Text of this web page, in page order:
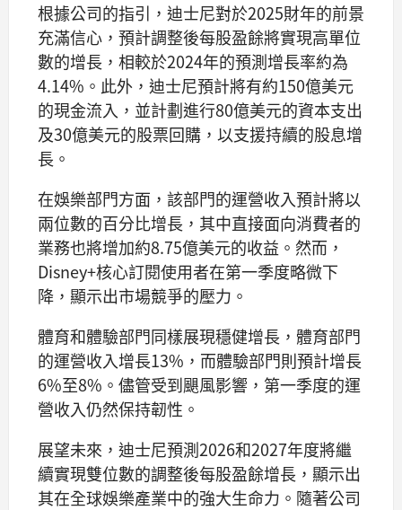
根據公司的指引，迪士尼對於2025財年的前景
充滿信心，預計調整後每股盈餘將實現高單位
數的增長，相較於2024年的預測增長率約為
4.14%。此外，迪士尼預計將有約150億美元
的現金流入，並計劃進行80億美元的資本支出
及30億美元的股票回購，以支援持續的股息增
長。
在娛樂部門方面，該部門的運營收入預計將以
兩位數的百分比增長，其中直接面向消費者的
業務也將增加約8.75億美元的收益。然而，
Disney+核心訂閱使用者在第一季度略微下
降，顯示出市場競爭的壓力。
體育和體驗部門同樣展現穩健增長，體育部門
的運營收入增長13%，而體驗部門則預計增長
6%至8%。儘管受到颶風影響，第一季度的運
營收入仍然保持韌性。
展望未來，迪士尼預測2026和2027年度將繼
續實現雙位數的調整後每股盈餘增長，顯示出
其在全球娛樂產業中的強大生命力。隨著公司